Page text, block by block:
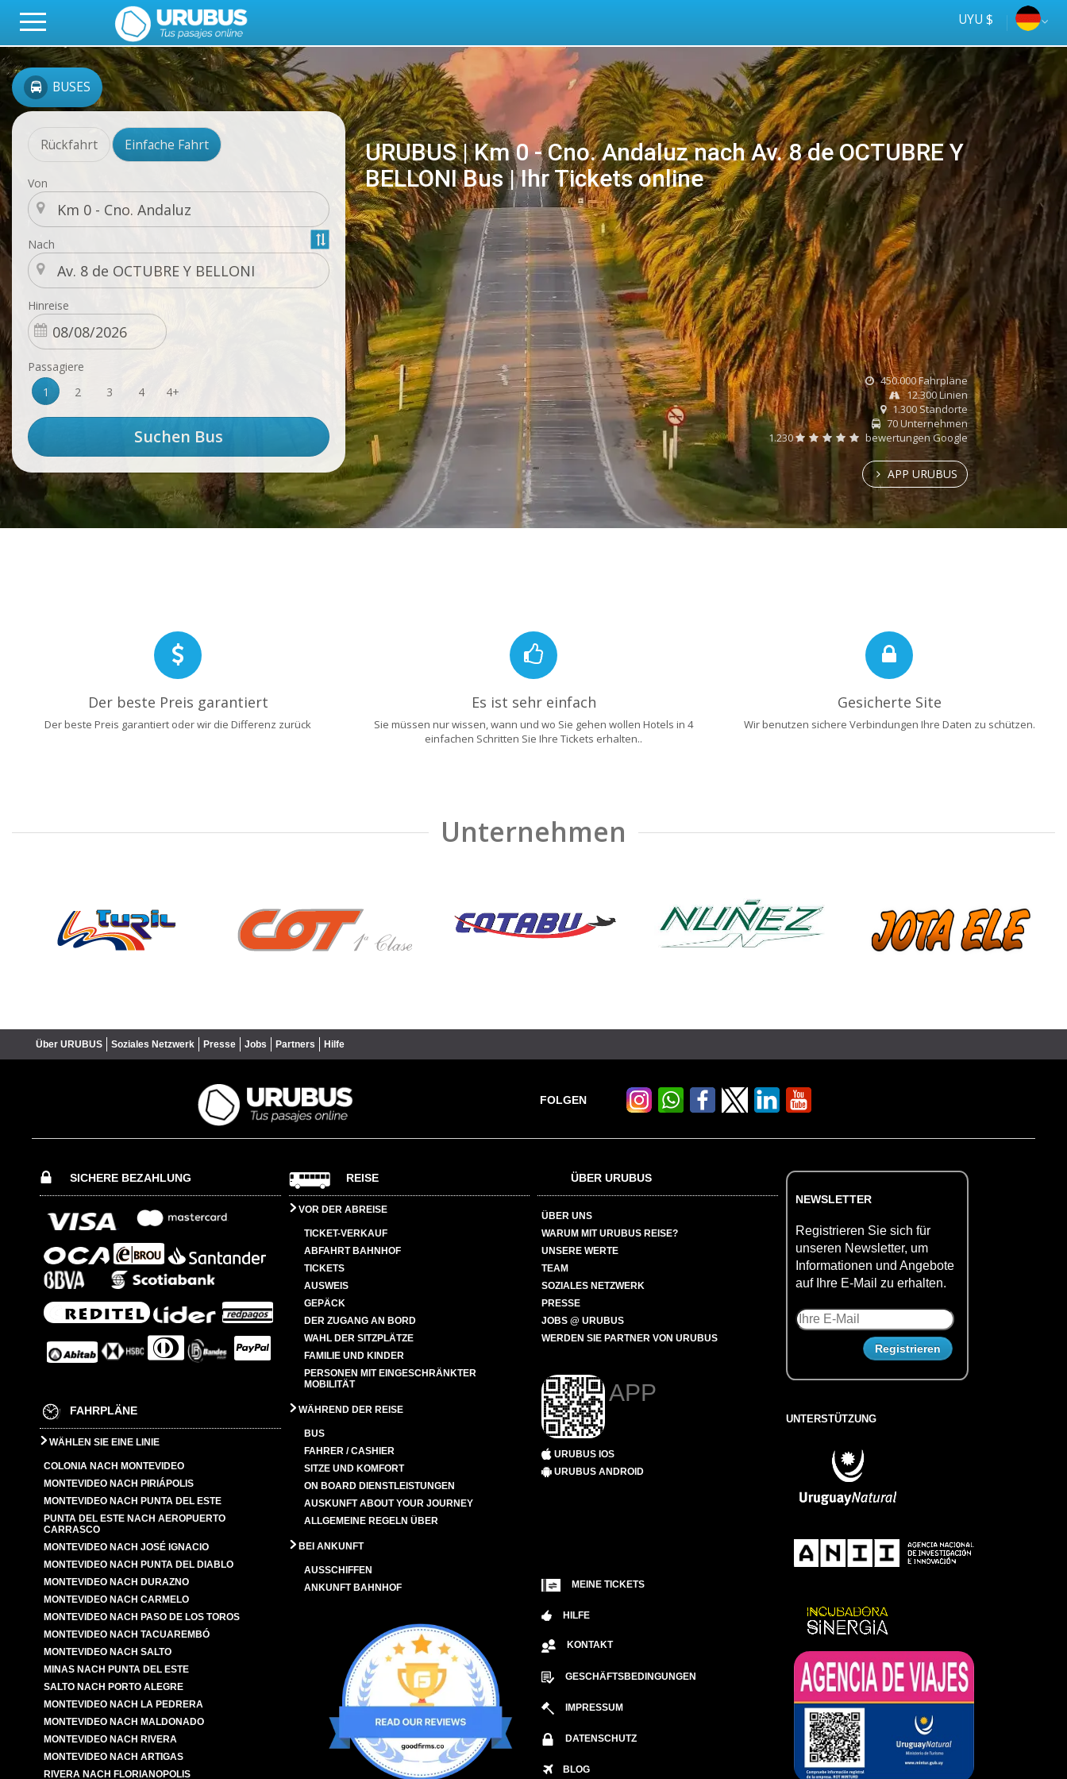
UYU $
BUSES
Rückfahrt Einfache Fahrt
Von
Nach
Hinreise
Passagiere
1
2 3 4 4+
URUBUS | Km 0 - Cno. Andaluz nach Av. 8 de OCTUBRE Y
BELLONI Bus | Ihr Tickets online
online
Tus
ómnibus
450.000 Fahrpläne
12.300 Linien
1.300 Standorte
70 Unternehmen
1.230
bewertungen Google
APP URUBUS
Der beste Preis garantiert
Der beste Preis garantiert oder wir die Differenz zurück
Es ist sehr einfach
Sie müssen nur wissen, wann und wo Sie gehen wollen Hotels in 4
einfachen Schritten Sie Ihre Tickets erhalten..
Gesicherte Site
Wir benutzen sichere Verbindungen Ihre Daten zu schützen.
Unternehmen
Über URUBUS Soziales Netzwerk Presse Jobs Partners Hilfe
FOLGEN
SICHERE BEZAHLUNG
FAHRPLÄNE
WÄHLEN SIE EINE LINIE
COLONIA NACH MONTEVIDEO
MONTEVIDEO NACH PIRIÁPOLIS
MONTEVIDEO NACH PUNTA DEL ESTE
PUNTA DEL ESTE NACH AEROPUERTO
CARRASCO
MONTEVIDEO NACH JOSÉ IGNACIO
MONTEVIDEO NACH PUNTA DEL DIABLO
MONTEVIDEO NACH DURAZNO
MONTEVIDEO NACH CARMELO
MONTEVIDEO NACH PASO DE LOS TOROS
MONTEVIDEO NACH TACUAREMBÓ
MONTEVIDEO NACH SALTO
MINAS NACH PUNTA DEL ESTE
SALTO NACH PORTO ALEGRE
MONTEVIDEO NACH LA PEDRERA
MONTEVIDEO NACH MALDONADO
MONTEVIDEO NACH RIVERA
MONTEVIDEO NACH ARTIGAS
RIVERA NACH FLORIANOPOLIS
REISE
VOR DER ABREISE
TICKET-VERKAUF
ABFAHRT BAHNHOF
TICKETS
AUSWEIS
GEPÄCK
DER ZUGANG AN BORD
WAHL DER SITZPLÄTZE
FAMILIE UND KINDER
PERSONEN MIT EINGESCHRÄNKTER
MOBILITÄT
WÄHREND DER REISE
BUS
FAHRER / CASHIER
SITZE UND KOMFORT
ON BOARD DIENSTLEISTUNGEN
AUSKUNFT ABOUT YOUR JOURNEY
ALLGEMEINE REGELN ÜBER
BEI ANKUNFT
AUSSCHIFFEN
ANKUNFT BAHNHOF
ÜBER URUBUS
ÜBER UNS
WARUM MIT URUBUS REISE?
UNSERE WERTE
TEAM
SOZIALES NETZWERK
PRESSE
JOBS @ URUBUS
WERDEN SIE PARTNER VON URUBUS
APP
URUBUS IOS
URUBUS ANDROID
MEINE TICKETS
HILFE
KONTAKT
GESCHÄFTSBEDINGUNGEN
IMPRESSUM
DATENSCHUTZ
BLOG
NEWSLETTER
Registrieren Sie sich für
unseren Newsletter, um
Informationen und Angebote
auf Ihre E-Mail zu erhalten.
UNTERSTÜTZUNG